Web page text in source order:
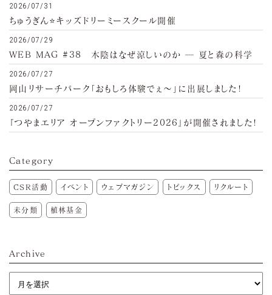
2026/07/31
ちゅうぎん⭐キッズドリーミースクール開催
2026/07/29
WEB MAG #38 木陰はなぜ涼しいのか ─ 夏と森の科学
2026/07/27
岡山リサーチパーク「おもしろ体験でぇ～」に出展しました!
2026/07/27
『つやまエリア オープンファクトリー2026』が開催されました!
Category
CSR活動 イベント ウェブマガジン トピックス リクルート
未分類 植林基金
Archive